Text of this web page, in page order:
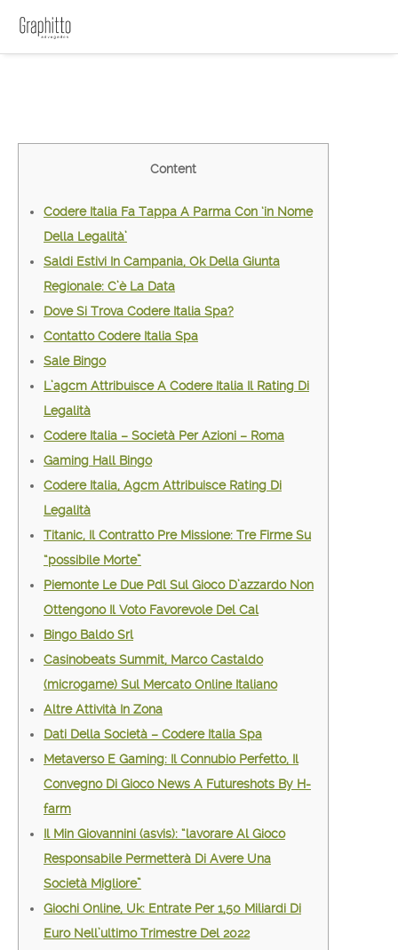
Content
Codere Italia Fa Tappa A Parma Con ‘in Nome
Della Legalità’
Saldi Estivi In Campania, Ok Della Giunta
Regionale: C’è La Data
Dove Si Trova Codere Italia Spa?
Contatto Codere Italia Spa
Sale Bingo
L’agcm Attribuisce A Codere Italia Il Rating Di
Legalità
Codere Italia – Società Per Azioni – Roma
Gaming Hall Bingo
Codere Italia, Agcm Attribuisce Rating Di
Legalità
Titanic, Il Contratto Pre Missione: Tre Firme Su
“possibile Morte”
Piemonte Le Due Pdl Sul Gioco D’azzardo Non
Ottengono Il Voto Favorevole Del Cal
Bingo Baldo Srl
Casinobeats Summit, Marco Castaldo
(microgame) Sul Mercato Online Italiano
Altre Attività In Zona
Dati Della Società – Codere Italia Spa
Metaverso E Gaming: Il Connubio Perfetto, Il
Convegno Di Gioco News A Futureshots By H-
farm
Il Min Giovannini (asvis): “lavorare Al Gioco
Responsabile Permetterà Di Avere Una
Società Migliore”
Giochi Online, Uk: Entrate Per 1,50 Miliardi Di
Euro Nell’ultimo Trimestre Del 2022